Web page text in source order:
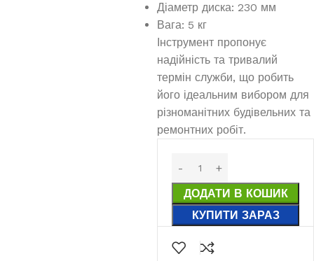
Діаметр диска: 230 мм
Вага: 5 кг
Інструмент пропонує
надійність та тривалий
термін служби, що робить
його ідеальним вибором для
різноманітних будівельних та
ремонтних робіт.
ДОДАТИ В КОШИК
КУПИТИ ЗАРАЗ